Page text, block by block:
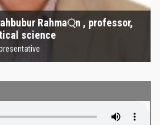
Rahma্‌n , professor,
science